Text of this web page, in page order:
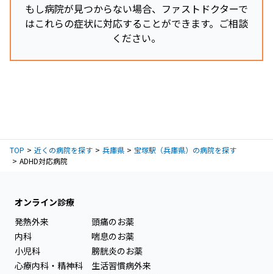
もし病院が見つからない場合、ファストドクターで
はこれらの症状に対応することができます。ご相談
ください。
TOP 近くの病院を探す 兵庫県
宝塚駅（兵庫県）の病院を探す
ADHD対応病院
オンライン診療
発熱外来
内科
小児科
心療内科・精神科
頭痛のお薬
喘息のお薬
膀胱炎のお薬
生活習慣病外来